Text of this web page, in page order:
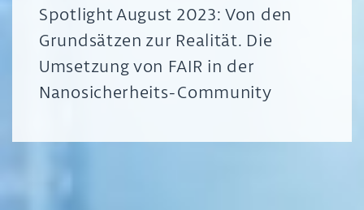
Spotlight August 2023: Von den
Grundsätzen zur Realität. Die
Umsetzung von FAIR in der
Nanosicherheits-Community